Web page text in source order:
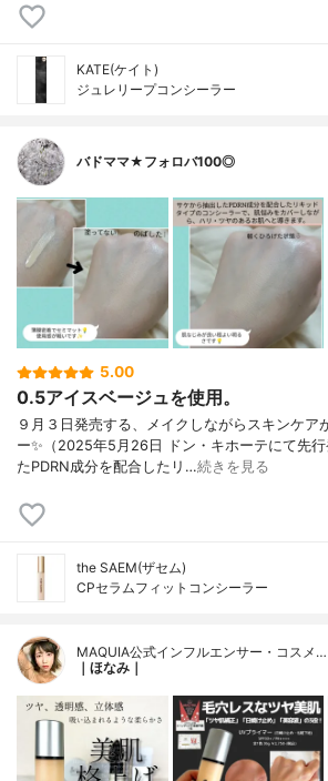
KATE(ケイト)
ジュレリープコンシーラー
バドママ★フォロバ100◎
5.00
0.5アイスベージュを使用。
９月３日発売する、メイクしながらスキンケア
ー✨（2025年5月26日 ドン・キホーテにて先
たPDRN成分を配合したリ…続きを見る
the SAEM(ザセム)
CPセラムフィットコンシーラー
MAQUIA公式インフルエンサー・コスメ…
｜ほなみ｜